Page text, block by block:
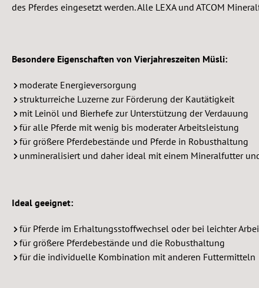
des Pferdes eingesetzt werden. Alle LEXA und ATCOM
Besondere Eigenschaften von Vierjahreszeiten Müsli:
moderate Energieversorgung
strukturreiche Luzerne zur Förderung der Kautätigkeit
mit Leinöl und Bierhefe zur Unterstützung der Verdauung
für alle Pferde mit wenig bis moderater Arbeitsleistung
für größere Pferdebestände und Pferde in Robusthaltung
unmineralisiert und daher ideal mit einem Mineralfutter
Ideal geeignet:
für Pferde im Erhaltungsstoffwechsel oder bei leichter
für größere Pferdebestände und die Robusthaltung
für die individuelle Kombination mit anderen Futtermitteln